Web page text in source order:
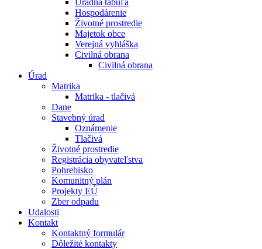
Úradná tabuľa
Hospodárenie
Životné prostredie
Majetok obce
Verejná vyhláška
Civilná obrana
Civilná obrana
Úrad
Matrika
Matrika - tlačivá
Dane
Stavebný úrad
Oznámenie
Tlačivá
Životné prostredie
Registrácia obyvateľstva
Pohrebisko
Komunitný plán
Projekty EÚ
Zber odpadu
Udalosti
Kontakt
Kontaktný formulár
Dôležité kontakty